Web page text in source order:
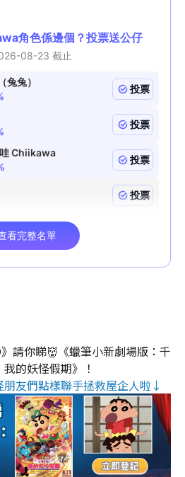
》請你睇👹《蠟筆小新劇場版：千
的妖怪假期》！
友們點樣聯手拯救屋企人啦↓